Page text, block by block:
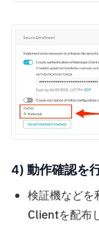
4) 動作確認を
検証機など
Clientを配布